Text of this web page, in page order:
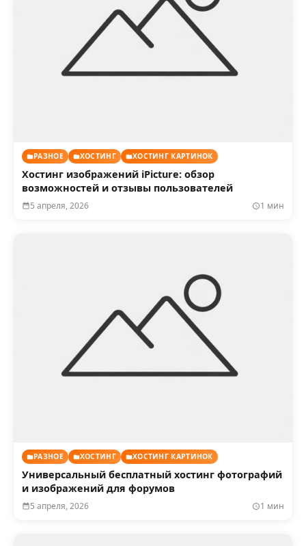
РАЗНОЕ ХОСТИНГ ХОСТИНГ КАРТИНОК
Хостинг изображений iPicture: обзор
возможностей и отзывы пользователей
5 апреля, 2026 1 мин
РАЗНОЕ ХОСТИНГ ХОСТИНГ КАРТИНОК
Универсальный бесплатный хостинг фотографий
и изображений для форумов
5 апреля, 2026 1 мин